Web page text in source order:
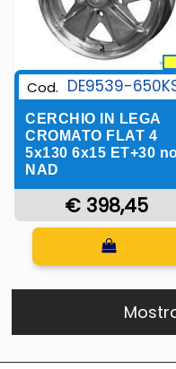
Cod. DE9539-
CERCHIO IN LEGA
CROMATO FLAT 4
5x130 6x15 ET+30
NAD
€ 398,45
Quantità